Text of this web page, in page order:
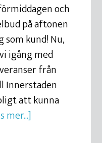
och
på aftonen
kund! Nu,
igång med
från
Innerstaden
att kunna
mer...]